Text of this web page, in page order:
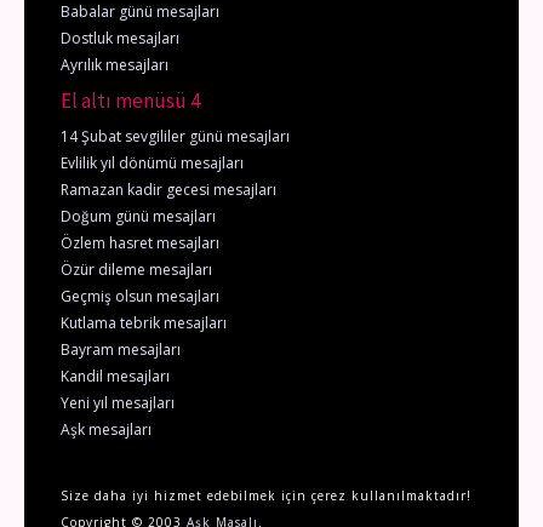
Babalar günü mesajları
Dostluk mesajları
Ayrılık mesajları
El altı menüsü 4
14 Şubat sevgililer günü mesajları
Evlilik yıl dönümü mesajları
Ramazan kadir gecesi mesajları
Doğum günü mesajları
Özlem hasret mesajları
Özür dileme mesajları
Geçmiş olsun mesajları
Kutlama tebrik mesajları
Bayram mesajları
Kandil mesajları
Yeni yıl mesajları
Aşk mesajları
Size daha iyi hizmet edebilmek için çerez kullanılmaktadır!
Copyright © 2003 Aşk Masalı .